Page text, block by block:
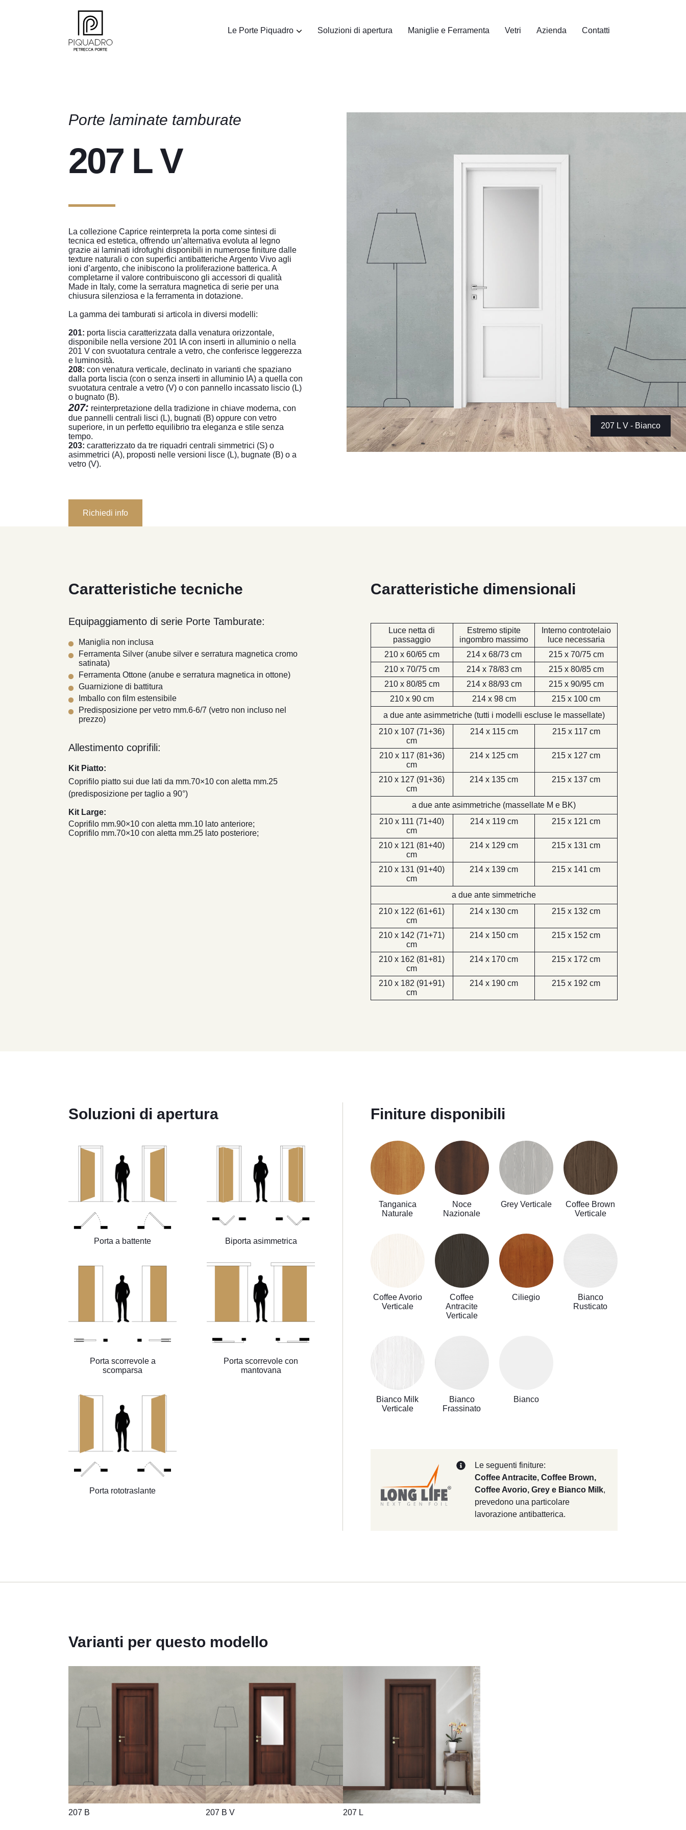
Le Porte Piquadro Soluzioni di apertura Maniglie e Ferramenta Vetri Azienda Contatti
207 L V - Bianco
Porte laminate tamburate
207 L V
La collezione Caprice reinterpreta la porta come sintesi di
tecnica ed estetica, offrendo un’alternativa evoluta al legno
grazie ai laminati idrofughi disponibili in numerose finiture dalle
texture naturali o con superfici antibatteriche Argento Vivo agli
ioni d’argento, che inibiscono la proliferazione batterica. A
completarne il valore contribuiscono gli accessori di qualità
Made in Italy, come la serratura magnetica di serie per una
chiusura silenziosa e la ferramenta in dotazione.
La gamma dei tamburati si articola in diversi modelli:
201: porta liscia caratterizzata dalla venatura orizzontale,
disponibile nella versione 201 IA con inserti in alluminio o nella
201 V con svuotatura centrale a vetro, che conferisce leggerezza
e luminosità.
208: con venatura verticale, declinato in varianti che spaziano
dalla porta liscia (con o senza inserti in alluminio IA) a quella con
svuotatura centrale a vetro (V) o con pannello incassato liscio (L)
o bugnato (B).
207: reinterpretazione della tradizione in chiave moderna, con
due pannelli centrali lisci (L), bugnati (B) oppure con vetro
superiore, in un perfetto equilibrio tra eleganza e stile senza
tempo.
203: caratterizzato da tre riquadri centrali simmetrici (S) o
asimmetrici (A), proposti nelle versioni lisce (L), bugnate (B) o a
vetro (V).
Richiedi info
Caratteristiche dimensionali
Luce netta di
passaggio
Estremo stipite
ingombro massimo
Interno controtelaio
luce necessaria
210 x 60/65 cm
214 x 68/73 cm
215 x 70/75 cm
210 x 70/75 cm
214 x 78/83 cm
215 x 80/85 cm
210 x 80/85 cm
214 x 88/93 cm
215 x 90/95 cm
210 x 90 cm
214 x 98 cm
215 x 100 cm
a due ante asimmetriche (tutti i modelli escluse le massellate)
210 x 107 (71+36)
cm
214 x 115 cm 215 x 117 cm
210 x 117 (81+36)
cm
214 x 125 cm 215 x 127 cm
210 x 127 (91+36)
cm
214 x 135 cm 215 x 137 cm
a due ante asimmetriche (massellate M e BK)
210 x 111 (71+40)
cm
214 x 119 cm 215 x 121 cm
210 x 121 (81+40)
cm
214 x 129 cm 215 x 131 cm
210 x 131 (91+40)
cm
214 x 139 cm 215 x 141 cm
a due ante simmetriche
210 x 122 (61+61)
cm
214 x 130 cm 215 x 132 cm
210 x 142 (71+71)
cm
214 x 150 cm 215 x 152 cm
210 x 162 (81+81)
cm
214 x 170 cm 215 x 172 cm
210 x 182 (91+91)
cm
214 x 190 cm 215 x 192 cm
Caratteristiche tecniche
Equipaggiamento di serie Porte Tamburate:
Maniglia non inclusa
Ferramenta Silver (anube silver e serratura magnetica cromo
satinata)
Ferramenta Ottone (anube e serratura magnetica in ottone)
Guarnizione di battitura
Imballo con film estensibile
Predisposizione per vetro mm.6-6/7 (vetro non incluso nel
prezzo)
Allestimento coprifili:
Kit Piatto:
Coprifilo piatto sui due lati da mm.70×10 con aletta mm.25
(predisposizione per taglio a 90°)
Kit Large:
Coprifilo mm.90×10 con aletta mm.10 lato anteriore;
Coprifilo mm.70×10 con aletta mm.25 lato posteriore;
Soluzioni di apertura
Porta a battente Biporta asimmetrica
Porta scorrevole a
scomparsa
Porta scorrevole con
mantovana
Porta rototraslante
Finiture disponibili
Tanganica
Naturale
Noce
Nazionale
Grey Verticale
Coffee Brown
Verticale
Coffee Avorio
Verticale
Coffee
Antracite
Verticale
Ciliegio
Bianco
Rusticato
Bianco Milk
Verticale
Bianco
Frassinato
Bianco
Le seguenti finiture:
Coffee Antracite, Coffee Brown,
Coffee Avorio, Grey e Bianco Milk,
prevedono una particolare
lavorazione antibatterica.
Varianti per questo modello
207 B 207 B V 207 L